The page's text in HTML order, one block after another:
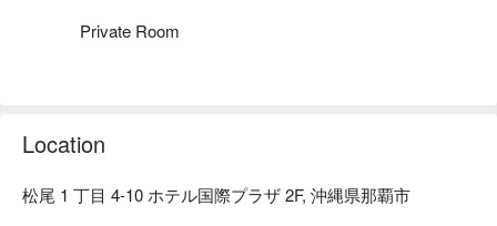
Private Room
Location
松尾 1 丁目 4-10 ホテル国際プラザ 2F, 沖縄県那覇市